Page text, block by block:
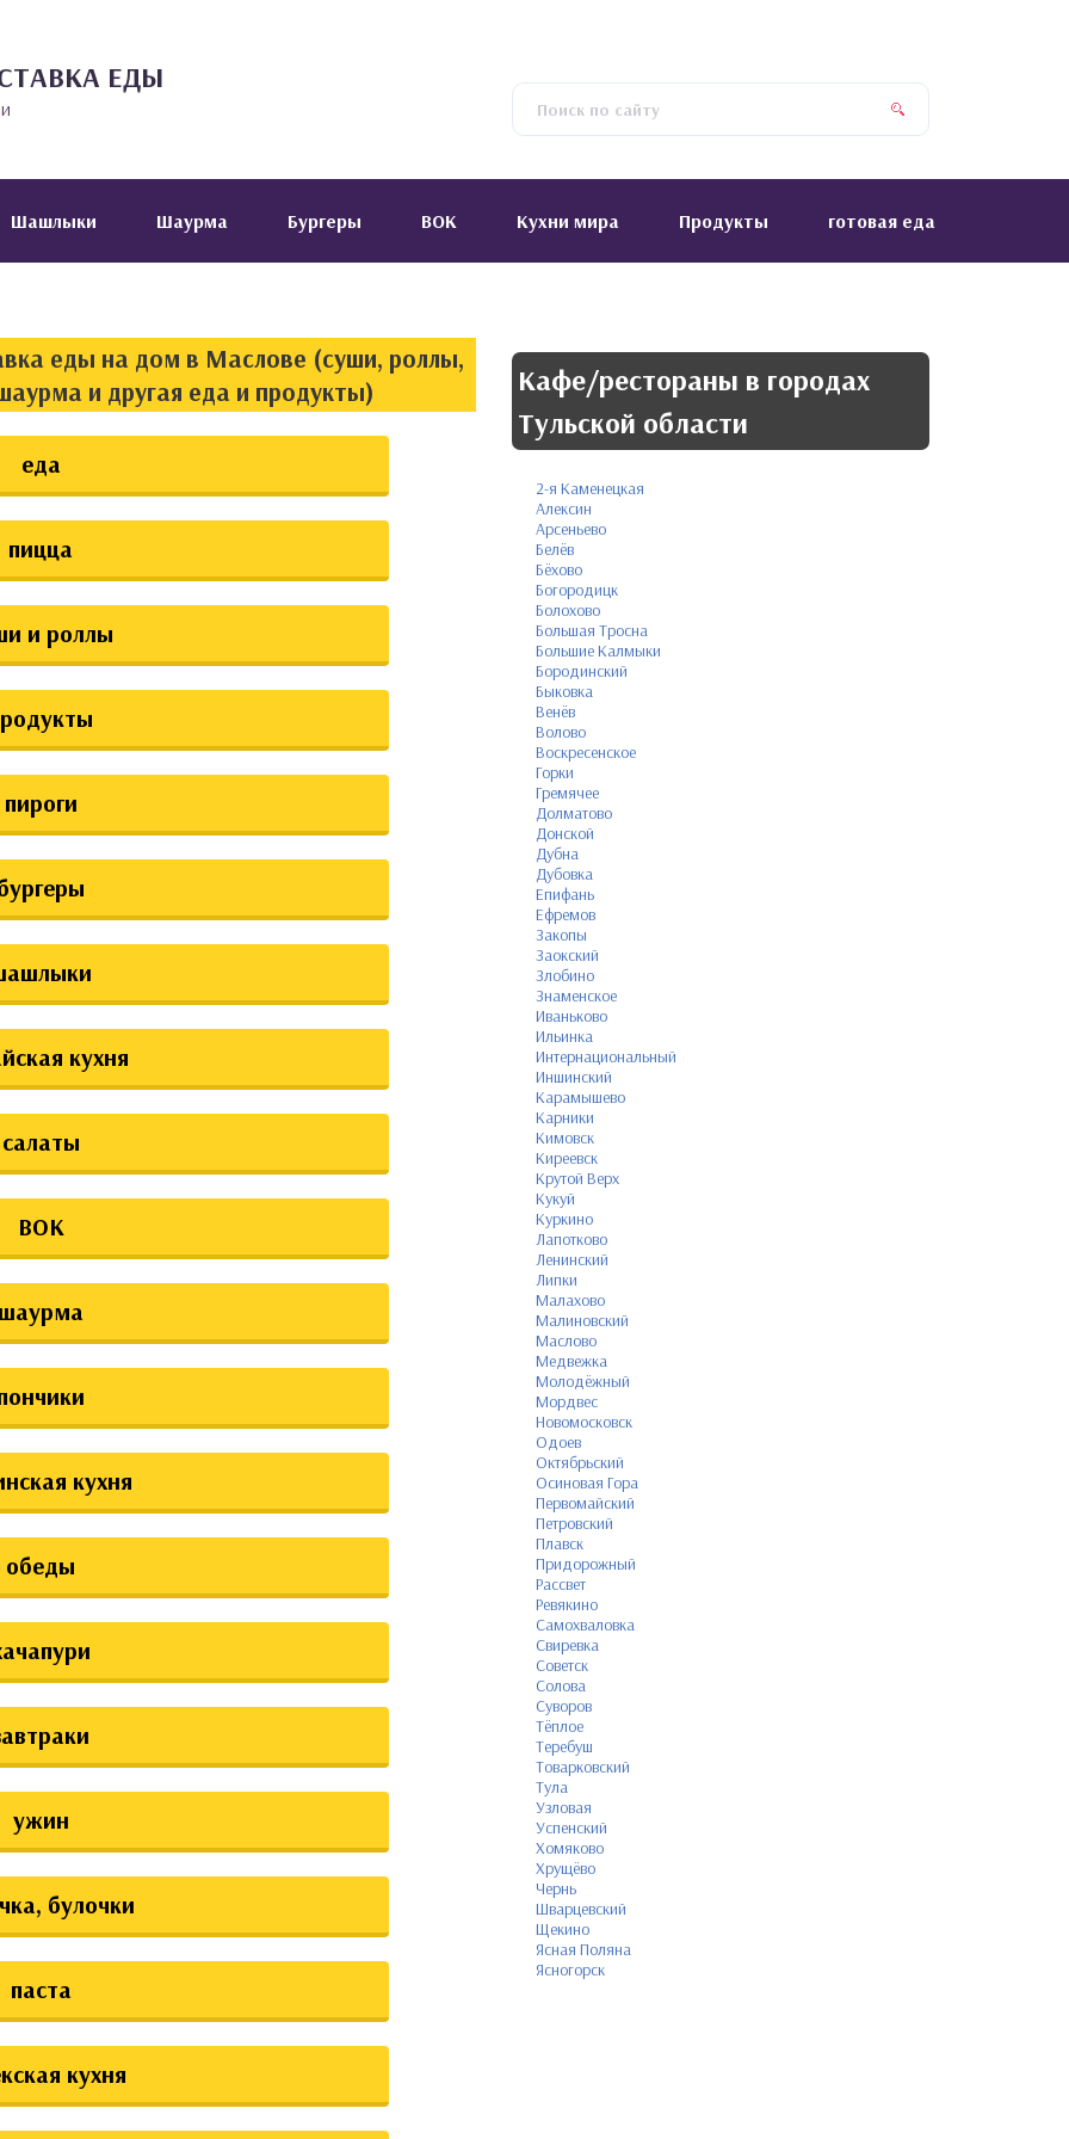
ЕДЫ
Шашлыки Шаурма Бургеры ВОК Кухни мира Продукты готовая еда
еды на дом в Маслове (суши, роллы,
и другая еда и продукты)
еда
пицца
и роллы
пироги
кухня
салаты
ВОК
кухня
обеды
ужин
булочки
паста
кухня
Кафе/рестораны в городах
Тульской области
2-я Каменецкая
Алексин
Арсеньево
Белёв
Бёхово
Богородицк
Болохово
Большая Тросна
Большие Калмыки
Бородинский
Быковка
Венёв
Волово
Воскресенское
Горки
Гремячее
Долматово
Донской
Дубна
Дубовка
Епифань
Ефремов
Закопы
Заокский
Злобино
Знаменское
Иваньково
Ильинка
Интернациональный
Иншинский
Карамышево
Карники
Кимовск
Киреевск
Крутой Верх
Кукуй
Куркино
Лапотково
Ленинский
Липки
Малахово
Малиновский
Маслово
Медвежка
Молодёжный
Мордвес
Новомосковск
Одоев
Октябрьский
Осиновая Гора
Первомайский
Петровский
Плавск
Придорожный
Рассвет
Ревякино
Самохваловка
Свиревка
Советск
Солова
Суворов
Тёплое
Теребуш
Товарковский
Тула
Узловая
Успенский
Хомяково
Хрущёво
Чернь
Шварцевский
Щекино
Ясная Поляна
Ясногорск